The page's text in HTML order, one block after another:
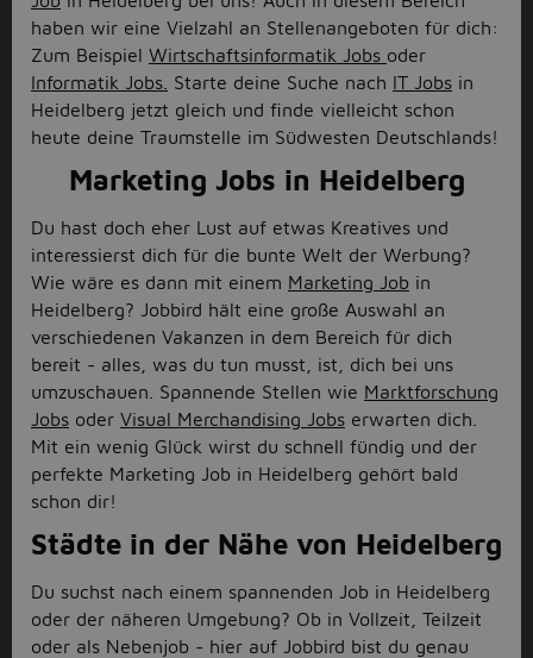
haben wir eine Vielzahl an Stellenangeboten für dich:
Zum Beispiel Wirtschaftsinformatik Jobs oder
Informatik Jobs. Starte deine Suche nach IT Jobs in
Heidelberg jetzt gleich und finde vielleicht schon
heute deine Traumstelle im Südwesten Deutschlands!
Marketing Jobs in Heidelberg
Du hast doch eher Lust auf etwas Kreatives und
interessierst dich für die bunte Welt der Werbung?
Wie wäre es dann mit einem Marketing Job in
Heidelberg? Jobbird hält eine große Auswahl an
verschiedenen Vakanzen in dem Bereich für dich
bereit - alles, was du tun musst, ist, dich bei uns
umzuschauen. Spannende Stellen wie Marktforschung
Jobs oder Visual Merchandising Jobs erwarten dich.
Mit ein wenig Glück wirst du schnell fündig und der
perfekte Marketing Job in Heidelberg gehört bald
schon dir!
Städte in der Nähe von Heidelberg
Du suchst nach einem spannenden Job in Heidelberg
oder der näheren Umgebung? Ob in Vollzeit, Teilzeit
oder als Nebenjob - hier auf Jobbird bist du genau